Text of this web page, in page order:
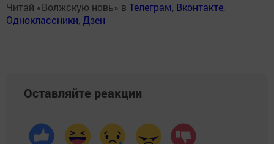
Читай «Волжскую новь» в Телеграм, Вконтакте,
Одноклассники,Дзен
Оставляйте реакции